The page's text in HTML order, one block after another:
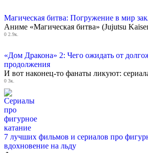
Магическая битва: Погружение в мир
Аниме «Магическая битва» (Jujutsu
0 2.9к.
«Дом Дракона» 2: Чего ожидать от
продолжения
И вот наконец-то фанаты ликуют:
0 3к.
7 лучших фильмов и сериалов про
вдохновение на льду